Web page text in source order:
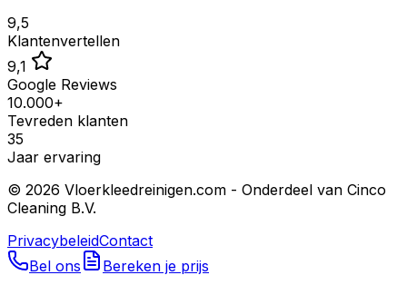
9,5
Klantenvertellen
9,1
Google Reviews
10.000+
Tevreden klanten
35
Jaar ervaring
© 2026 Vloerkleedreinigen.com - Onderdeel van Cinco
Cleaning B.V.
PrivacybeleidContact
Bel ons
Bereken je prijs